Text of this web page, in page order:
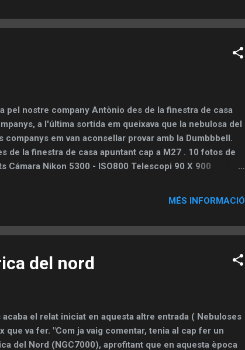
una formació espectacular, Rupes Altai també
pel nostre company Antònio des de la finestra de casa
a l'última sortida em queixava que la nebulosa del
companys em van aconsellar provar amb la Dumbbbell.
de la finestra de casa apuntant cap a M27 . 10 fotos de
Cámara Nikon 5300 - ISO800 Telescopi 90 X 900
MÉS INFORMACIÓ
del nord
el relat iniciat en aquesta altre entrada ( Nebuloses
que va fer. "Com ja vaig comentar, tenia al cap fer un
del Nord (NGC7000), aprofitant que en aquesta època